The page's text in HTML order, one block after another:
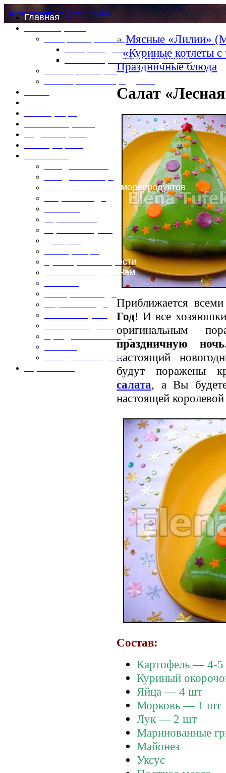
Главная
Специи и пряности
Специи и диета
Каталог пряностей и приправ
Таблица калорий
Блюда из рыбы и морепродуктов
Кулинарные хитрости
Маленьким гурманам
Постные и диетические блюда
Праздничные блюда
Холодные закуски
КомментарииРецепты по Rss
«Мясные «Лилии»
«Куриные котлеты
Праздничные блюда
Салат
Приближается
Год! И все
оригинальным
праздничную ночь
настоящий
будут поражены
салата, а Вы
настоящей
Состав:
Картофель — 4-
Куриный
Яйца — 4 шт
Морковь — 1 шт
Лук — 2 шт
Маринованные
Майонез
Уксус